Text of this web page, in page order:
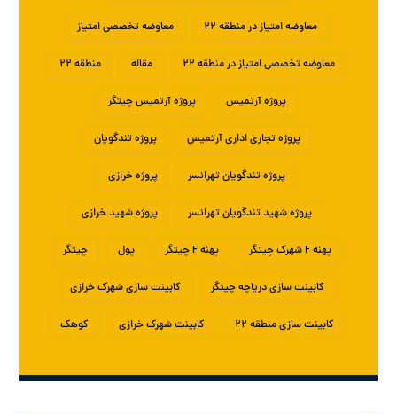
معاوضه امتیاز در منطقه ۲۲ معاوضه تخصصی امتیاز
معاوضه تخصصی امتیاز در منطقه ۲۲ مقاله منطقه ۲۲
پروژه آرتمیس پروژه آرتمیس چیتگر
پروژه تجاری اداری آرتمیس پروژه تندگویان
پروژه تندگویان تهرانسر پروژه خرازی
پروژه شهید تندگویان تهرانسر پروژه شهید خرازی
پهنه F شهرک چیتگر پهنه F چیتگر پول چیتگر
کابینت سازی دریاچه چیتگر کابینت سازی شهرک خرازی
کابینت سازی منطقه ۲۲ کابینت شهرک خرازی کوهک